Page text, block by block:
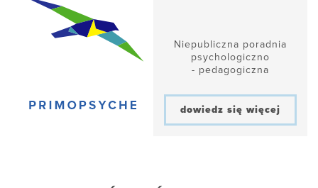
Niepubliczna poradnia
psychologiczno
- pedagogiczna
dowiedz się więcej